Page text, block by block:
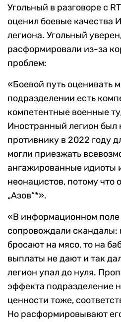
Угольный в разговоре с
оценил боевые качества
легиона. Угольный
расформировали из-за
проблем:
«Боевой путь оценивать
подразделении есть
компетентные военные
Иностранный легион был
противнику в 2022 году
могли приезжать
ангажированные идиоты
неонацистов, потому что
„Азов“*».
«В информационном поле
сопровождали скандалы:
бросают на мясо, то на
выплаты не дают и так
легион упал до нуля.
эффекта подразделение
ценности тоже,
Но расформировывают